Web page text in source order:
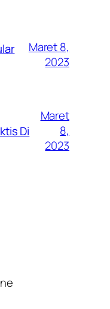
Maret 8,
2023
Di
Maret
8,
2023